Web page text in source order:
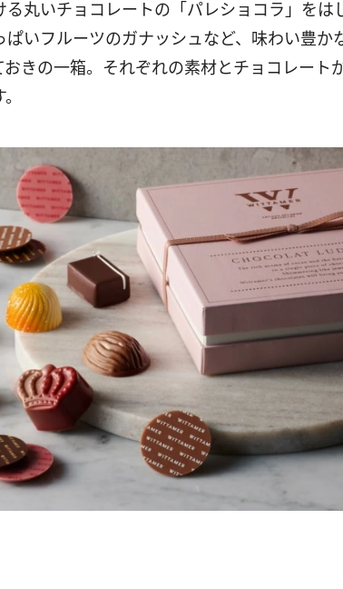
丸いチョコレートの「パレショコラ」をは
いフルーツのガナッシュなど、味わい豊か
きの一箱。それぞれの素材とチョコレート